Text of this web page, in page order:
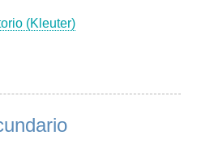
(Kleuter)